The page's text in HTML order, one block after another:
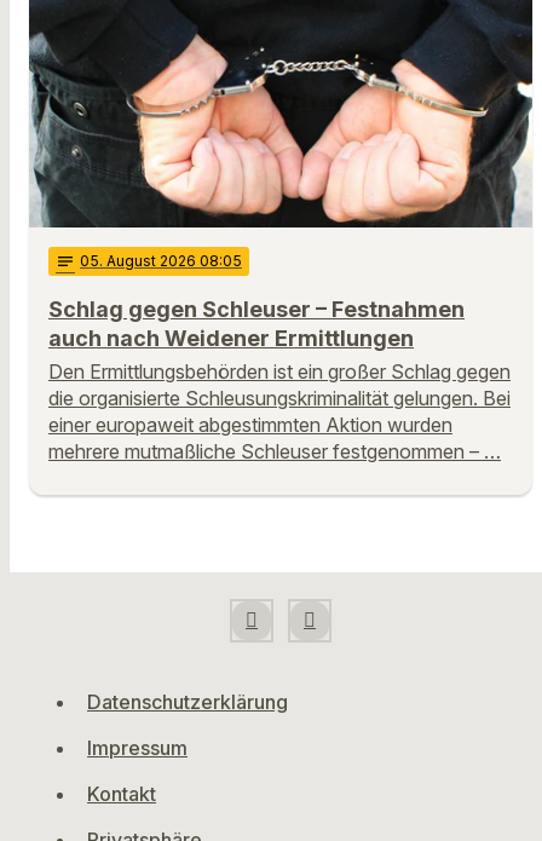
notes 05. August 2026 08:05
Schlag gegen Schleuser – Festnahmen
auch nach Weidener Ermittlungen
Den Ermittlungsbehörden ist ein großer Schlag gegen
die organisierte Schleusungskriminalität gelungen. Bei
einer europaweit abgestimmten Aktion wurden
mehrere mutmaßliche Schleuser festgenommen – …
Datenschutzerklärung
Impressum
Kontakt